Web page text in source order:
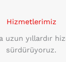
Hizmetlerimiz
uzun yıllardır
sürdürüyoruz.